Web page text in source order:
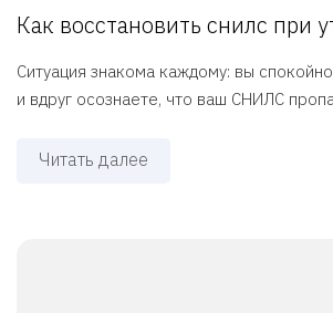
Как восстановить снилс при
Ситуация знакома каждому: вы
и вдруг осознаете, что ваш СНИЛС
Читать далее